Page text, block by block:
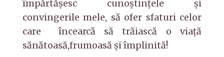
împărtăşesc cunoştinţele şi
convingerile mele, să ofer sfaturi celor
care încearcă să trăiască o viață
sănătoasă,frumoasă și împlinită!